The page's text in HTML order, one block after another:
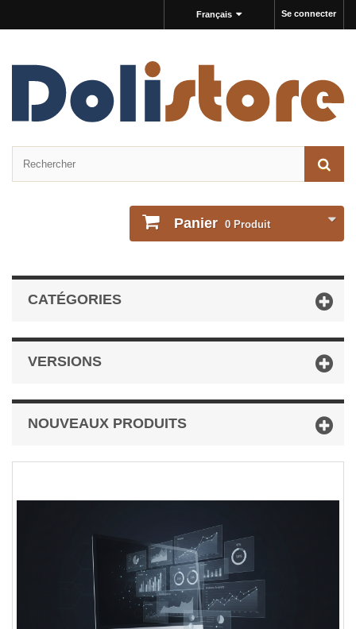
Se connecter
Français
Panier 0 Produit
CATÉGORIES
VERSIONS
NOUVEAUX PRODUITS